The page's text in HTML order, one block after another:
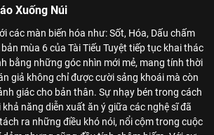
Xuống Núi
các màn biến hóa như: Sốt, Hóa, Dấu chấm
mùa 6 của Tài Tiếu Tuyệt tiếp tục khai thác
bằng những góc nhìn mới mẻ, mang tính thời
giả không chỉ được cười sảng khoái mà còn
giác cho bản thân. Sự nhạy bén trong cách
năng diễn xuất ăn ý giữa các nghệ sĩ đã
ra những điều khó nói, nổi cộm trong cuộc